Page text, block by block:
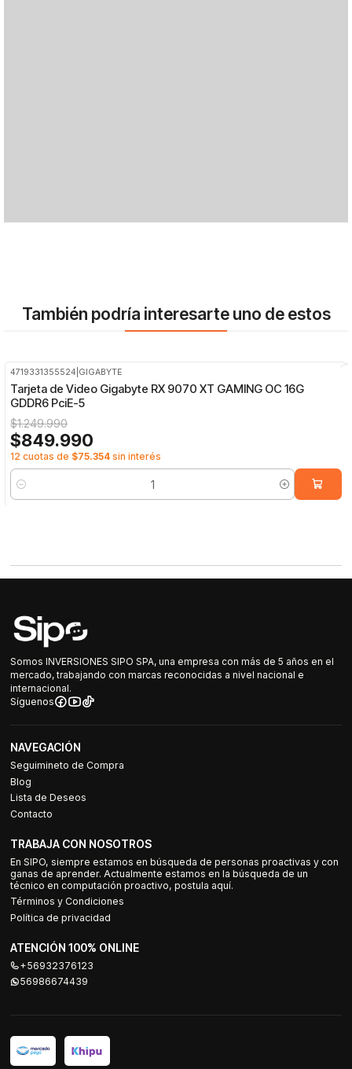
También podría interesarte uno de estos
4719331355524 GIGABYTE
Tarjeta de Video Gigabyte RX 9070 XT GAMING OC 16G
GDDR6 PciE-5
$1.249.990
$849.990
12 cuotas de $75.354 sin interés
Cantidad
Somos INVERSIONES SIPO SPA, una empresa con más de 5 años en el
mercado, trabajando con marcas reconocidas a nivel nacional e
internacional.
Síguenos
NAVEGACIÓN
Seguimineto de Compra
Blog
Lista de Deseos
Contacto
TRABAJA CON NOSOTROS
En SIPO, siempre estamos en búsqueda de personas proactivas y con
ganas de aprender. Actualmente estamos en la búsqueda de un
técnico en computación proactivo, postula aquí.
Términos y Condiciones
Política de privacidad
ATENCIÓN 100% ONLINE
+56932376123
56986674439